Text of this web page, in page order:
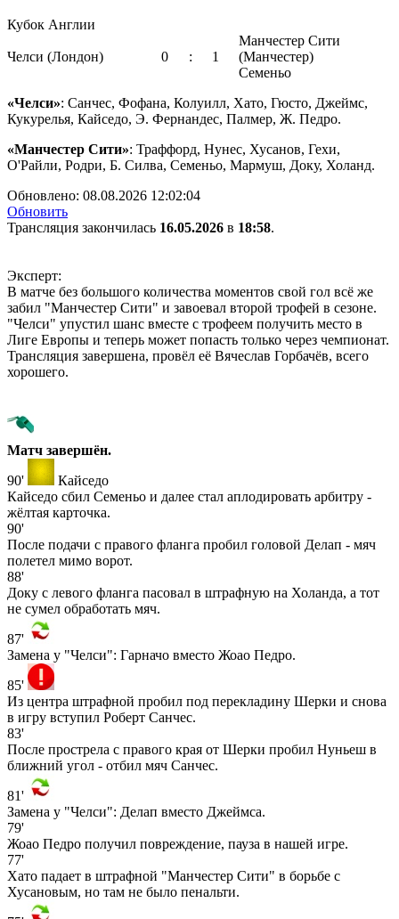
Кубок Англии
Челси (Лондон) 0 : 1
Манчестер Сити
(Манчестер)
Семеньо
«Челси»: Санчес, Фофана, Колуилл, Хато, Гюсто, Джеймс,
Кукурелья, Кайседо, Э. Фернандес, Палмер, Ж. Педро.
«Манчестер Сити»: Траффорд, Нунес, Хусанов, Гехи,
О'Райли, Родри, Б. Силва, Семеньо, Мармуш, Доку, Холанд.
Обновлено: 08.08.2026 12:02:04
Обновить
Трансляция закончилась 16.05.2026 в 18:58.
Эксперт:
В матче без большого количества моментов свой гол всё же
забил "Манчестер Сити" и завоевал второй трофей в сезоне.
"Челси" упустил шанс вместе с трофеем получить место в
Лиге Европы и теперь может попасть только через чемпионат.
Трансляция завершена, провёл её Вячеслав Горбачёв, всего
хорошего.
Матч завершён.
90'
Кайседо
Кайседо сбил Семеньо и далее стал аплодировать арбитру -
жёлтая карточка.
90'
После подачи с правого фланга пробил головой Делап - мяч
полетел мимо ворот.
88'
Доку с левого фланга пасовал в штрафную на Холанда, а тот
не сумел обработать мяч.
87'
Замена у "Челси": Гарначо вместо Жоао Педро.
85'
Из центра штрафной пробил под перекладину Шерки и снова
в игру вступил Роберт Санчес.
83'
После прострела с правого края от Шерки пробил Нуньеш в
ближний угол - отбил мяч Санчес.
81'
Замена у "Челси": Делап вместо Джеймса.
79'
Жоао Педро получил повреждение, пауза в нашей игре.
77'
Хато падает в штрафной "Манчестер Сити" в борьбе с
Хусановым, но там не было пенальти.